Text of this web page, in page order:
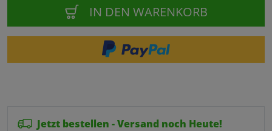
IN DEN WARENKORB
Jetzt bestellen - Versand noch Heute!